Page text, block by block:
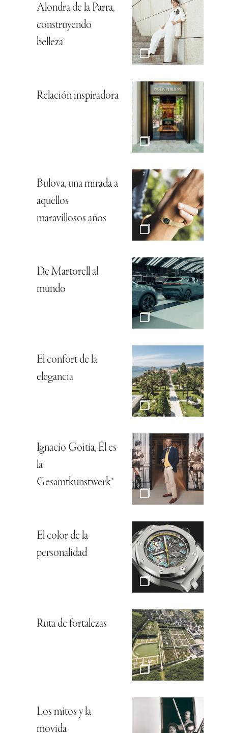
Alondra de la Parra,
construyendo
belleza
Relación inspiradora
Bulova, una mirada a
aquellos
maravillosos años
De Martorell al
mundo
El confort de la
elegancia
Ignacio Goitia, Él es
la
Gesamtkunstwerk*
El color de la
personalidad
Ruta de fortalezas
Los mitos y la
movida